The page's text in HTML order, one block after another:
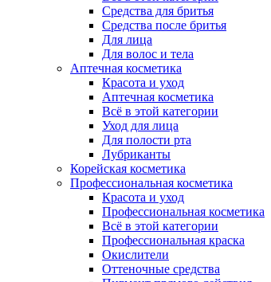
Средства для бритья
Средства после бритья
Для лица
Для волос и тела
Аптечная косметика
Красота и уход
Аптечная косметика
Всё в этой категории
Уход для лица
Для полости рта
Лубриканты
Корейская косметика
Профессиональная косметика
Красота и уход
Профессиональная косметика
Всё в этой категории
Профессиональная краска
Окислители
Оттеночные средства